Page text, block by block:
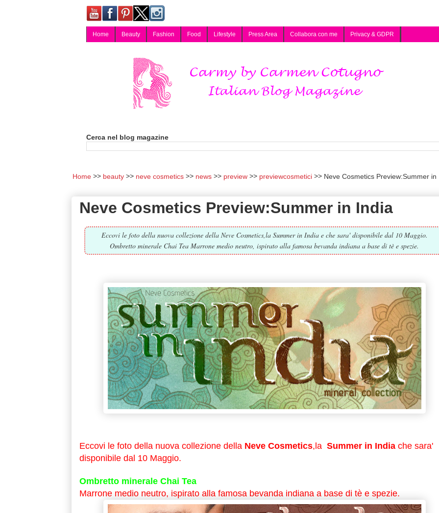
Home Beauty Fashion Food Lifestyle Press Area Collabora con me Privacy & GDPR
Cerca nel blog magazine
Home beauty neve cosmetics news preview previewcosmetici Neve Cosmetics Preview:Summer in
Neve Cosmetics Preview:Summer in India
Eccovi le foto della nuova collezione della Neve Cosmetics,la Summer in India e che sara' disponibile dal 10 Maggio.
Ombretto minerale Chai Tea Marrone medio neutro, ispirato alla famosa bevanda indiana a base di tè e spezie.
Eccovi le foto della nuova collezione della Neve Cosmetics,la Summer in Indiache sara'
disponibile dal 10 Maggio.
Ombretto minerale Chai Tea
Marrone medio neutro, ispirato alla famosa bevanda indiana a base di tè e spezie.